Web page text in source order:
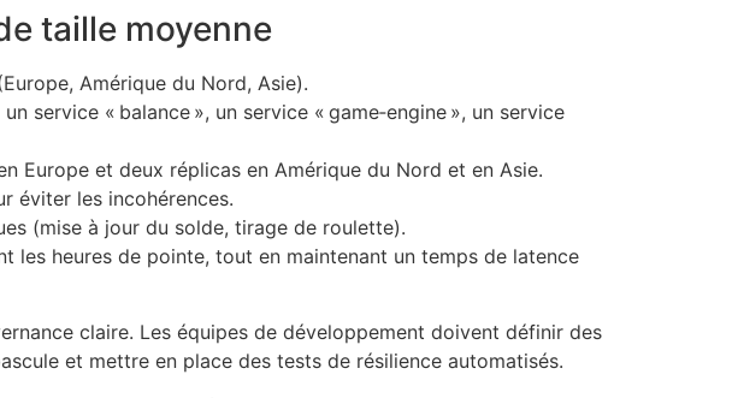
taille moyenne
Amérique du Nord, Asie).
service « balance », un service « game‑engine », un service
Europe et deux réplicas en Amérique du Nord et en Asie.
éviter les incohérences.
(mise à jour du solde, tirage de roulette).
les heures de pointe, tout en maintenant un temps de latence
claire. Les équipes de développement doivent définir des
et mettre en place des tests de résilience automatisés.